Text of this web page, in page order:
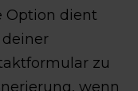
Option dient
zu
wenn